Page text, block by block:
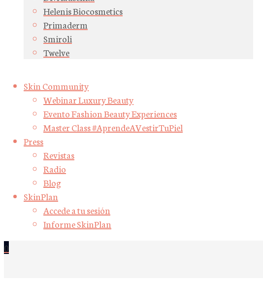
Helenis Biocosmetics
Primaderm
Smiroli
Twelve
Skin Community
Webinar Luxury Beauty
Evento Fashion Beauty Experiences
Master Class #AprendeAVestirTuPiel
Press
Revistas
Radio
Blog
SkinPlan
Accede a tu sesión
Informe SkinPlan
0